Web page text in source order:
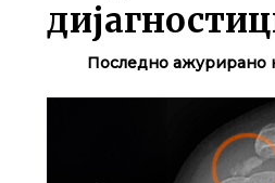
Последно ажурирано